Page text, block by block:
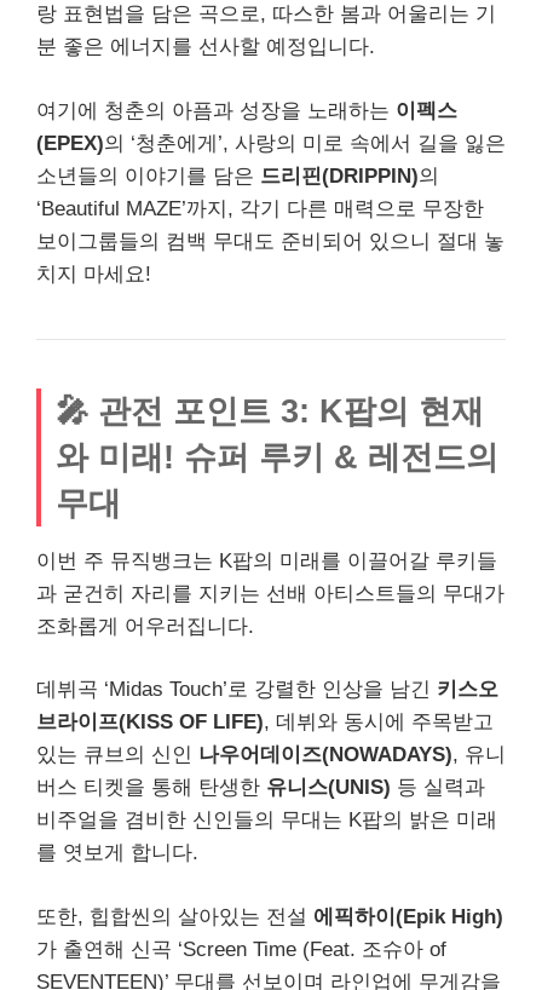
랑 표현법을 담은 곡으로, 따스한 봄과 어울리는 기
분 좋은 에너지를 선사할 예정입니다.
여기에 청춘의 아픔과 성장을 노래하는 이펙스
(EPEX)의 ‘청춘에게’, 사랑의 미로 속에서 길을 잃은
소년들의 이야기를 담은 드리핀(DRIPPIN)의
‘Beautiful MAZE’까지, 각기 다른 매력으로 무장한
보이그룹들의 컴백 무대도 준비되어 있으니 절대 놓
치지 마세요!
🎤 관전 포인트 3: K팝의 현재
와 미래! 슈퍼 루키 & 레전드의
무대
이번 주 뮤직뱅크는 K팝의 미래를 이끌어갈 루키들
과 굳건히 자리를 지키는 선배 아티스트들의 무대가
조화롭게 어우러집니다.
데뷔곡 ‘Midas Touch’로 강렬한 인상을 남긴 키스오
브라이프(KISS OF LIFE), 데뷔와 동시에 주목받고
있는 큐브의 신인 나우어데이즈(NOWADAYS), 유니
버스 티켓을 통해 탄생한 유니스(UNIS) 등 실력과
비주얼을 겸비한 신인들의 무대는 K팝의 밝은 미래
를 엿보게 합니다.
또한, 힙합씬의 살아있는 전설 에픽하이(Epik High)
가 출연해 신곡 ‘Screen Time (Feat. 조슈아 of
SEVENTEEN)’ 무대를 선보이며 라인업에 무게감을